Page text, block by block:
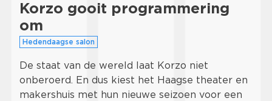
Korzo gooit programmering
om
Hedendaagse salon
De staat van de wereld laat Korzo niet
onberoerd. En dus kiest het Haagse theater en
makershuis met hun nieuwe seizoen voor een